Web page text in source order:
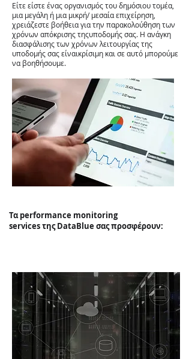
Είτε είστε ένας οργανισμός του δημόσιου τομέα,
μια μεγάλη ή μια μικρή/ μεσαία επιχείρηση,
χρειάζεστε βοήθεια για την παρακολούθηση των
χρόνων απόκρισης τηςυποδομής σας. H ανάγκη
διασφάλισης των χρόνων λειτουργίας της
υποδομής σας είναικρίσιμη και σε αυτό μπορούμε
να βοηθήσουμε.
Τα performance monitoring
services της DataBlue σας προσφέρουν: